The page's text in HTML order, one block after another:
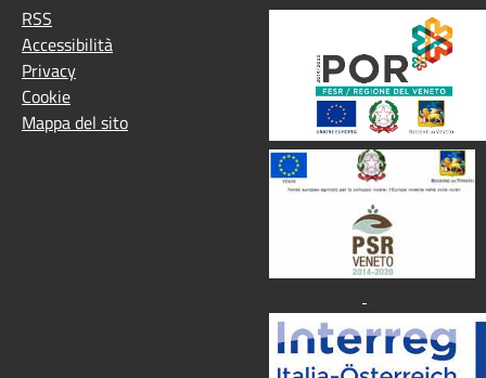
RSS
Accessibilità
Privacy
Cookie
Mappa del sito